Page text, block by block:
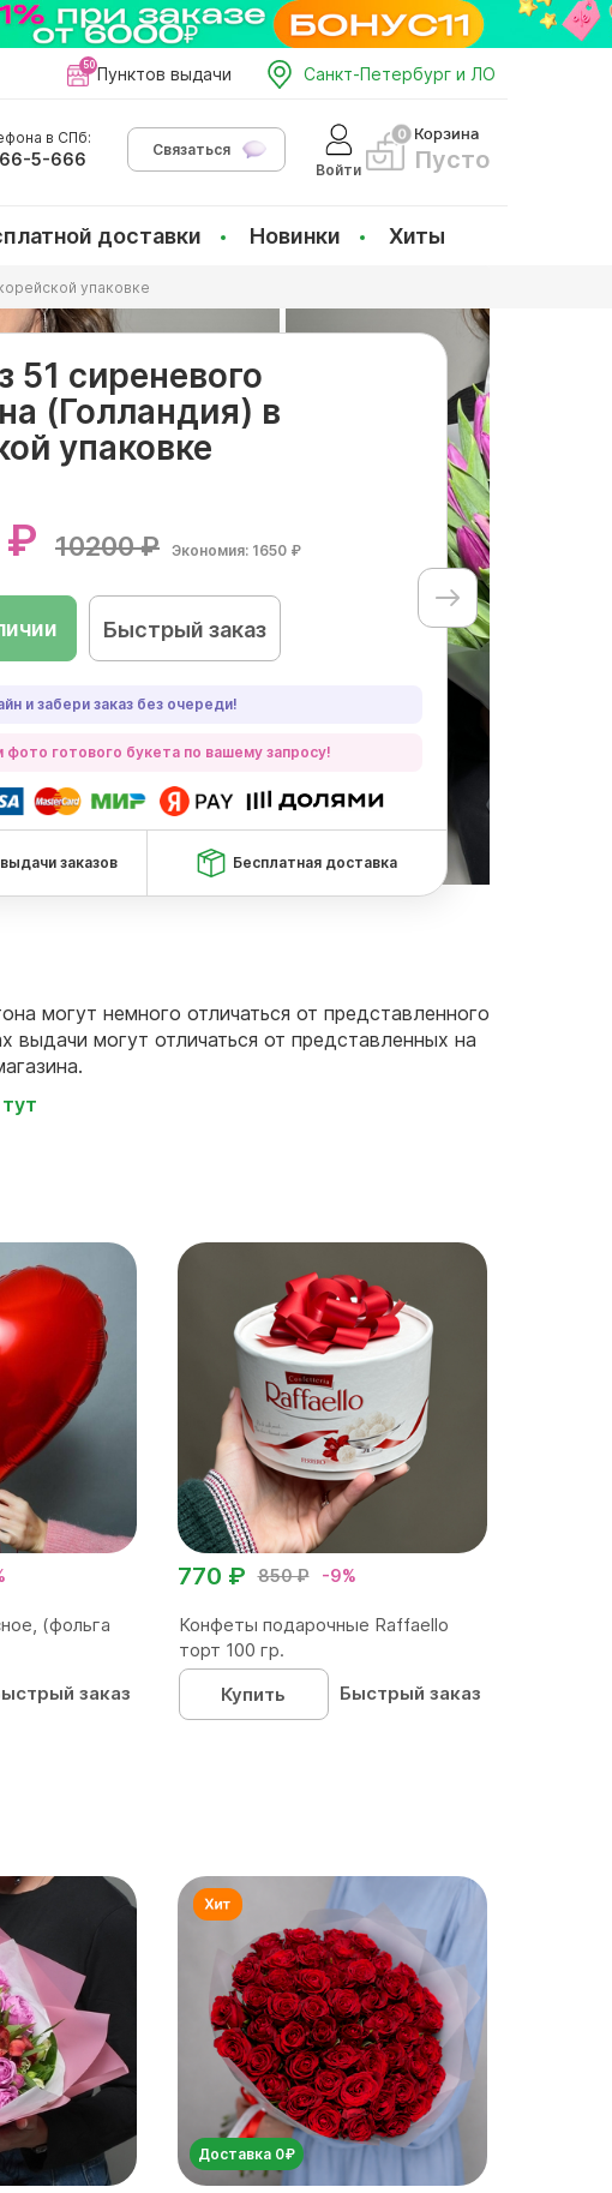
Пунктов выдачи Санкт-Петербург и ЛО
в СПб:
5-666
Связаться
Войти
Корзина
Пусто
доставки Новинки Хиты
упаковке
51 сиреневого
(Голландия) в
упаковке
10200 ₽ Экономия: 1650 ₽
Быстрый заказ
и забери заказ без очереди!
фото готового букета по вашему запросу!
заказов Бесплатная доставка
могут немного отличаться от представленного
могут отличаться от представленных на
(фольга
заказ
850 ₽ -9%
770 ₽
Конфеты подарочные Raffaello
торт 100 гр.
Купить
Быстрый заказ
Доставка 0₽